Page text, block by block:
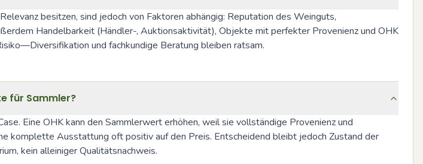
besitzen, sind jedoch von Faktoren abhängig: Reputation des Weinguts,
Handelbarkeit (Händler-, Auktionsaktivität), Objekte mit perfekter Provenienz und OHK
und fachkundige Beratung bleiben ratsam.
für Sammler?
Eine OHK kann den Sammlerwert erhöhen, weil sie vollständige Provenienz und
komplette Ausstattung oft positiv auf den Preis. Entscheidend bleibt jedoch Zustand der
kein alleiniger Qualitätsnachweis.